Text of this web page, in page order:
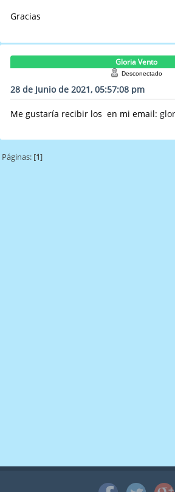
Gracias
Gloria Vento
Desconectado
28 de Junio de 2021, 05:57:08 pm
Me gustaría recibir los en mi email:
Páginas: [1]